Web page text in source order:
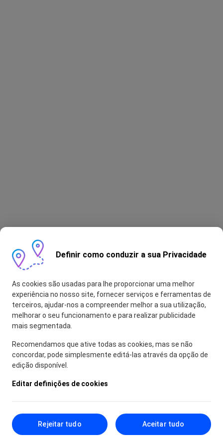
Definir como conduzir a sua Privacidade
As cookies são usadas para lhe proporcionar uma melhor
experiência no nosso site, fornecer serviços e ferramentas de
terceiros, ajudar-nos a compreender melhor a sua utilização,
melhorar o seu funcionamento e para realizar publicidade
mais segmentada.
Recomendamos que ative todas as cookies, mas se não
concordar, pode simplesmente editá-las através da opção de
edição disponível.
Editar definições de cookies
Rejeitar tudo Aceitar tudo